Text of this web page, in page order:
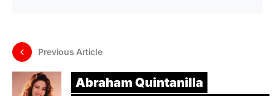
Previous Article
Abraham Quintanilla